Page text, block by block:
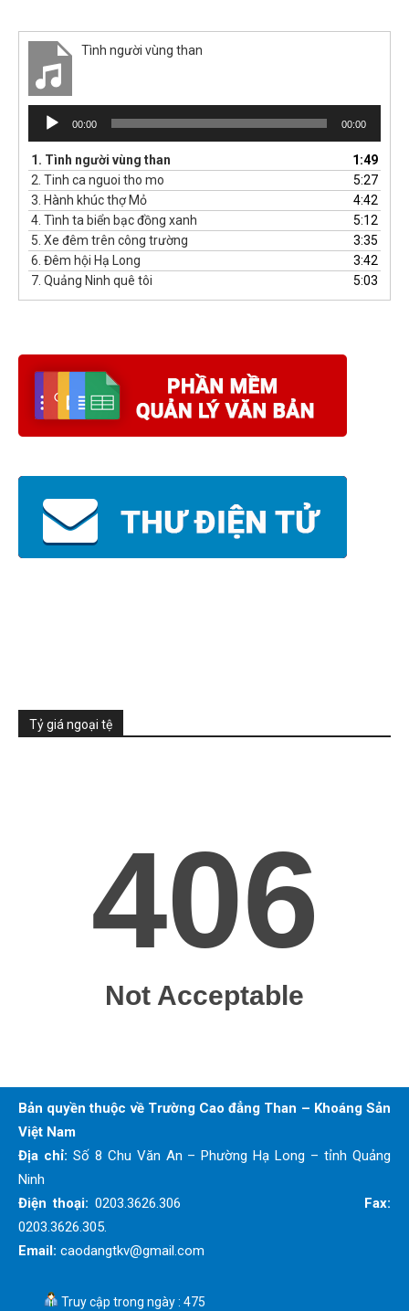
Tình người vùng than
Trình
phát
âm
thanh
00:00 00:00
1. Tình người vùng than
1:49
2. Tinh ca nguoi tho mo
5:27
3. Hành khúc thợ Mỏ
4:42
4. Tình ta biển bạc đồng xanh
5:12
5. Xe đêm trên công trường
3:35
6. Đêm hội Hạ Long
3:42
7. Quảng Ninh quê tôi 5:03
Tỷ giá ngoại tệ
Bản quyền thuộc về Trường Cao đẳng Than – Khoáng Sản
Việt Nam
Địa chỉ: Số 8 Chu Văn An – Phường Hạ Long – tỉnh Quảng
Ninh
Điện thoại: 0203.3626.306 Fax:
0203.3626.305.
Email: caodangtkv@gmail.com
Truy cập trong ngày : 475